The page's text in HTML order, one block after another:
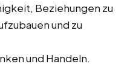
Beziehungen zu
und zu
und Handeln.